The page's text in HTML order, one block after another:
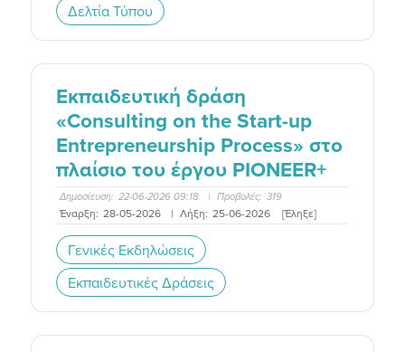
Δελτία Τύπου
Εκπαιδευτική δράση
«Consulting on the Start-up
Entrepreneurship Process» στο
πλαίσιο του έργου PIONEER+
Δημοσίευση: 22-06-2026 09:18 | Προβολές: 319
Έναρξη: 28-05-2026 | Λήξη: 25-06-2026 [Έληξε]
Γενικές Εκδηλώσεις
Εκπαιδευτικές Δράσεις